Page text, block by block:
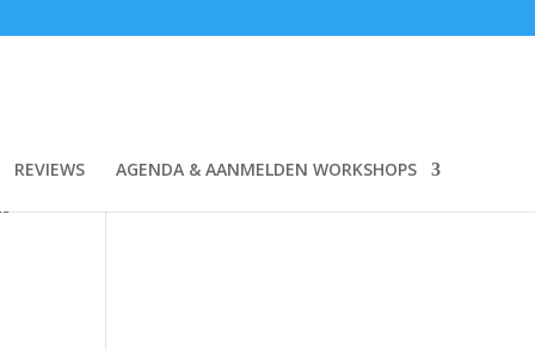
REVIEWS AGENDA & AANMELDEN WORKSHOPS